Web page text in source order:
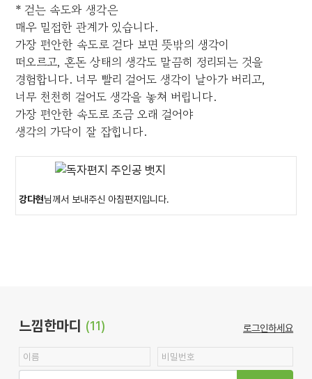
* 걷는 속도와 생각은
매우 밀접한 관계가 있습니다.
가장 편안한 속도로 걷다 보면 뜻밖의 생각이
떠오르고, 혼돈 상태의 생각도 말끔히 정리되는 것을
경험합니다. 너무 빨리 걸어도 생각이 날아가 버리고,
너무 천천히 걸어도 생각을 놓쳐 버립니다.
가장 편안한 속도로 조금 오래 걸어야
생각의 가닥이 잘 잡힙니다.
강다현님께서 보내주신 아침편지입니다.
느낌한마디 (11) 로그인하세요